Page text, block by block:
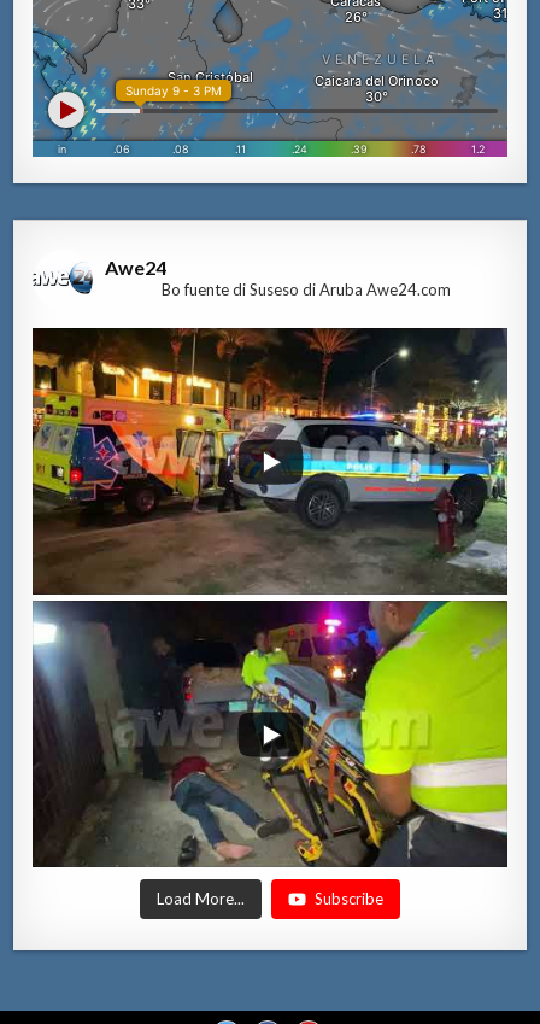
Awe24
Bo fuente di Suseso di Aruba Awe24.com
Load More... Subscribe